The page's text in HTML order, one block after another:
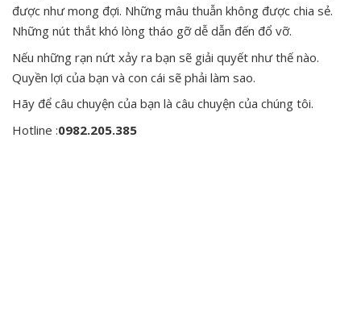
được như mong đợi. Những mâu thuẫn không được chia sẻ.
Những nút thắt khó lòng tháo gỡ dễ dẫn đến đổ vỡ.
Nếu những rạn nứt xảy ra bạn sẽ giải quyết như thế nào.
Quyền lợi của bạn và con cái sẽ phải làm sao.
Hãy để câu chuyện của bạn là câu chuyện của chúng tôi.
Hotline :0982.205.385